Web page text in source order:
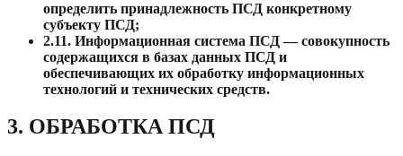
определить принадлежность ПСД конкретному
субъекту ПСД;
2.11. Информационная система ПСД — совокупность
содержащихся в базах данных ПСД и
обеспечивающих их обработку информационных
технологий и технических средств.
3. ОБРАБОТКА ПСД